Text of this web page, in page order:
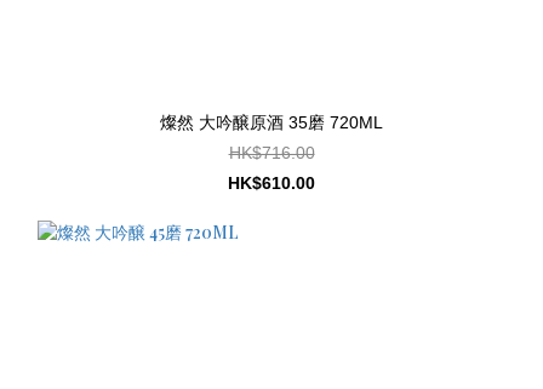
燦然 大吟醸原酒 35磨 720ML
HK$716.00
HK$610.00